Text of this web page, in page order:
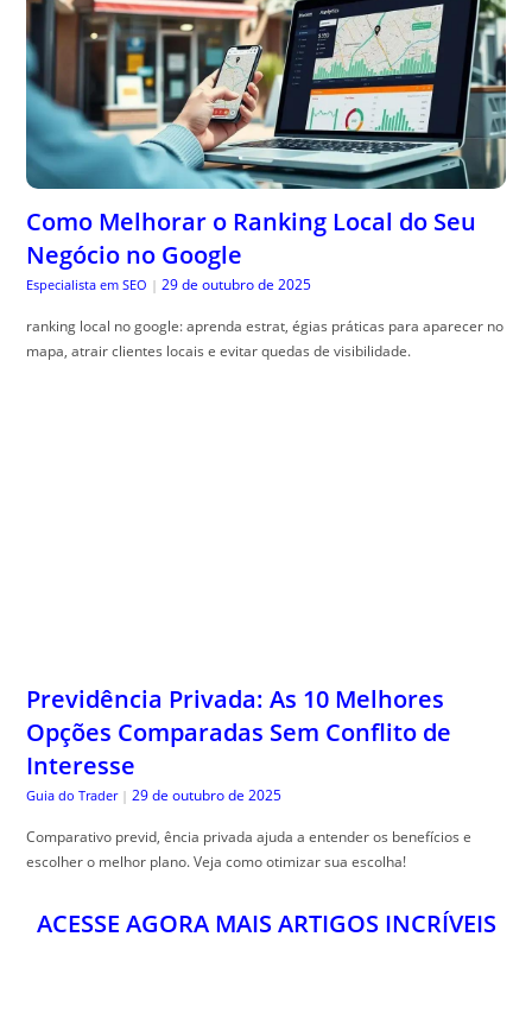
Como Melhorar o Ranking Local do Seu
Negócio no Google
Especialista em SEO | 29 de outubro de 2025
ranking local no google: aprenda estrat, égias práticas para aparecer no
mapa, atrair clientes locais e evitar quedas de visibilidade.
Previdência Privada: As 10 Melhores
Opções Comparadas Sem Conflito de
Interesse
Guia do Trader | 29 de outubro de 2025
Comparativo previd, ência privada ajuda a entender os benefícios e
escolher o melhor plano. Veja como otimizar sua escolha!
ACESSE AGORA MAIS ARTIGOS INCRÍVEIS